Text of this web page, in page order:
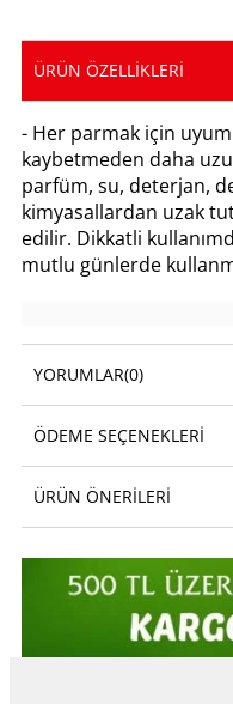
ÜRÜN ÖZELLIKLERI
- Her parmak için
kaybetmeden daha
parfüm, su, deterjan,
kimyasallardan uzak
edilir. Dikkatli
mutlu günlerde
YORUMLAR(0)
ÖDEME SEÇENEKLERI
ÜRÜN ÖNERILERI